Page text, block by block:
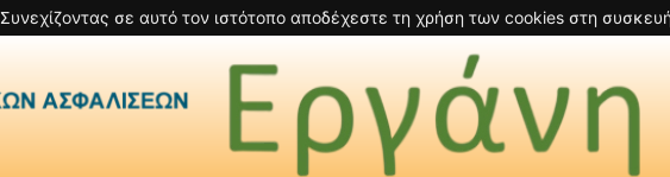
Συνεχίζοντας σε αυτό τον ιστότοπο αποδέχεστε τη χρήση των cookies στη